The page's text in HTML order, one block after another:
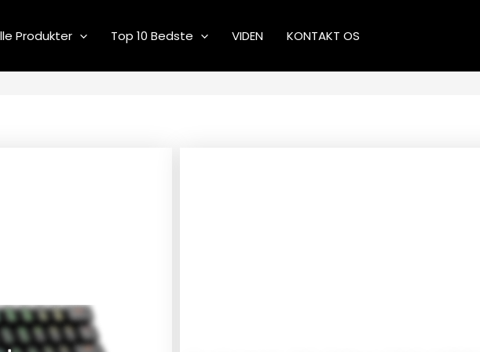
Produkter Top 10 Bedste VIDEN KONTAKT OS